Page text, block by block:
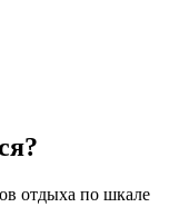
отдыха по шкале